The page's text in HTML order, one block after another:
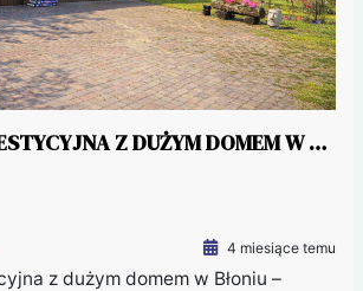
DZIAŁKA INWESTYCYJNA Z DUŻYM DOMEM W BŁONIU
4 miesiące temu
z dużym domem w Błoniu –